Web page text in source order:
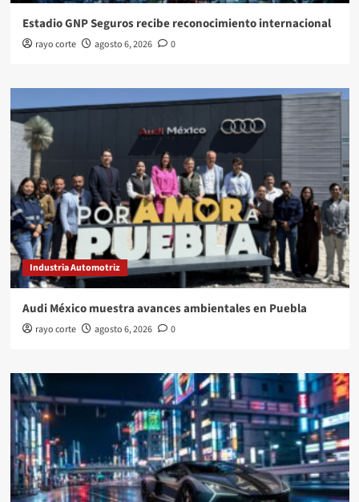
Estadio GNP Seguros recibe reconocimiento internacional
rayo corte agosto 6, 2026 0
Industria Automotriz
Audi México muestra avances ambientales en Puebla
rayo corte agosto 6, 2026 0